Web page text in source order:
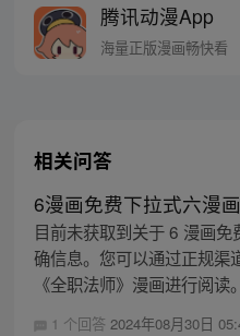
有鱼最终背负
王，更名罗侯
腾讯动漫App
海量正版漫画畅快看
相关问答
6漫画免费下拉式六漫
目前未获取到关于 6 漫画
确信息。您可以通过正规渠
《全职法师》漫画进行阅读。
1 个回答 2024年08月30日